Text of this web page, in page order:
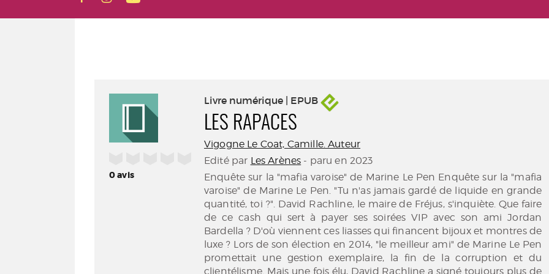
0avis
Livre numérique | EPUB
LES RAPACES
Vigogne Le Coat, Camille. Auteur
Edité par Les Arènes - paru en 2023
Enquête sur la "mafia varoise" de Marine Le Pen Enquête sur la "mafia
varoise" de Marine Le Pen. "Tu n'as jamais gardé de liquide en grande
quantité, toi ?". David Rachline, le maire de Fréjus, s'inquiète. Que faire
de ce cash qui sert à payer ses soirées VIP avec son ami Jordan
Bardella ? D'où viennent ces liasses qui financent bijoux et montres de
luxe ? Lors de son élection en 2014, "le meilleur ami" de Marine Le Pen
promettait une gestion exemplaire, la fin de la corruption et du
clientélisme. Mais une fois élu, David Rachline a signé toujours plus de